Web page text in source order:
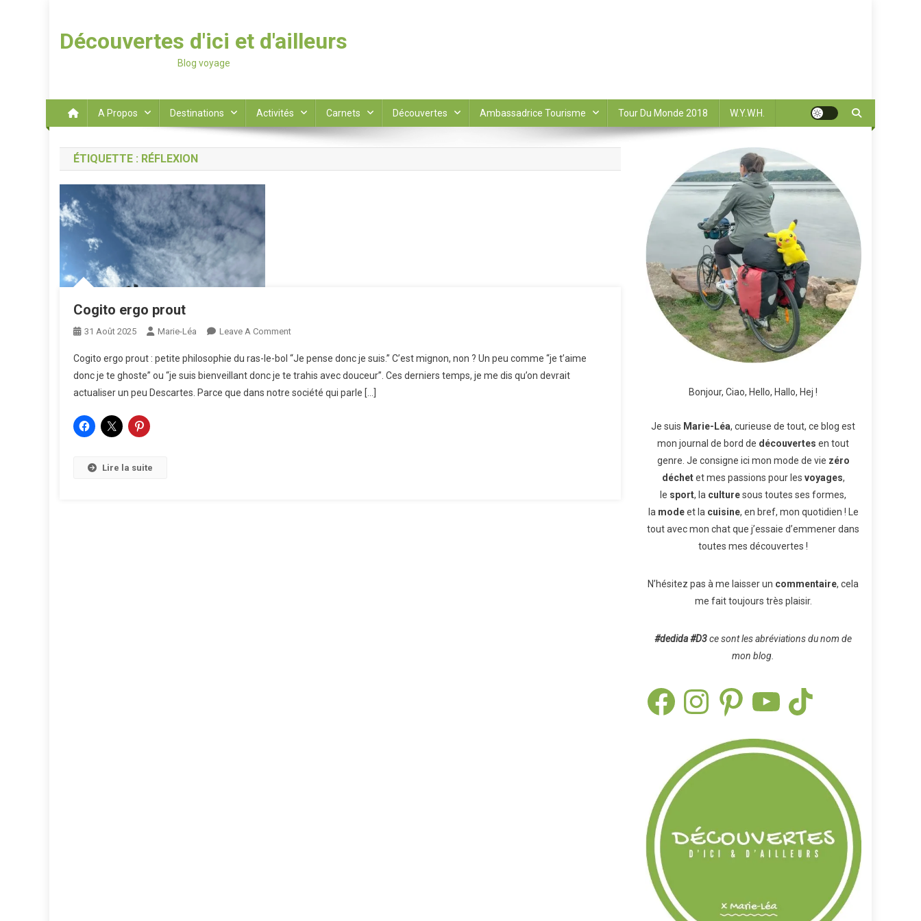
Découvertes d'ici et d'ailleurs
Blog voyage
A Propos Destinations Activités Carnets Découvertes Ambassadrice Tourisme Tour Du Monde 2018 W.Y.W.H.
ÉTIQUETTE : RÉFLEXION
Cogito ergo prout
31 Août 2025 Marie-Léa Leave A CommentOn
Ergo
Prout
Cogito ergo prout : petite philosophie du ras-le-bol “Je pense donc je suis.” C’est mignon, non ? Un peu comme “je t’aime
donc je te ghoste” ou “je suis bienveillant donc je te trahis avec douceur”. Ces derniers temps, je me dis qu’on devrait
actualiser un peu Descartes. Parce que dans notre société qui parle […]
Lire la suite
Bonjour, Ciao, Hello, Hallo, Hej !
Je suis Marie-Léa, curieuse de tout, ce blog est
mon journal de bord de découvertes en tout
genre. Je consigne ici mon mode de vie zéro
déchetet mes passions pour les voyages,
le sport, la culturesous toutes ses formes,
la modeet la cuisine, en bref, mon quotidien ! Le
tout avec mon chat que j’essaie d’emmener dans
toutes mes découvertes !
N’hésitez pas à me laisser un commentaire, cela
me fait toujours très plaisir.
#dedida#D3ce sont les abréviations du nom de
mon blog.
FacebookInstagramPinterest TikTok